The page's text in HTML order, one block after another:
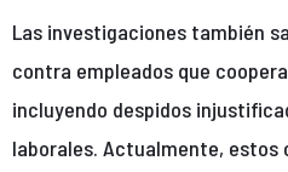
Las investigaciones también
contra empleados que
incluyendo despidos
laborales. Actualmente, estos